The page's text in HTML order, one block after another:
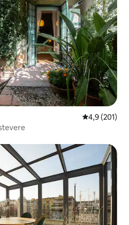
Prosječna
4,9 (201)
s oznakom „Odabrali gosti”